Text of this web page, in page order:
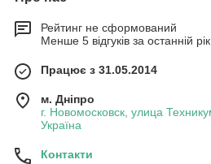
Рейтинг не сформований
Менше 5 відгуків за останній рік
Працює з 31.05.2014
м. Дніпро
г. Новомосковск, улица
Україна
Контакти